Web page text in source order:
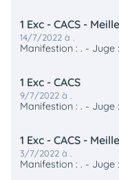
1 Exc - CACS -
14/7/2022 à .
Manifestion : . -
1 Exc - CACS
9/7/2022 à .
Manifestion : . - Juge
1 Exc - CACS -
3/7/2022 à .
Manifestion : . - Juge